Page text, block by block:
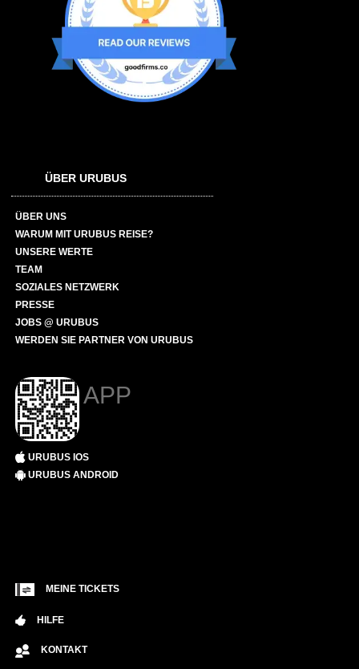
ÜBER URUBUS
ÜBER UNS
WARUM MIT URUBUS REISE?
UNSERE WERTE
TEAM
SOZIALES NETZWERK
PRESSE
JOBS @ URUBUS
WERDEN SIE PARTNER VON URUBUS
APP
URUBUS IOS
URUBUS ANDROID
MEINE TICKETS
HILFE
KONTAKT